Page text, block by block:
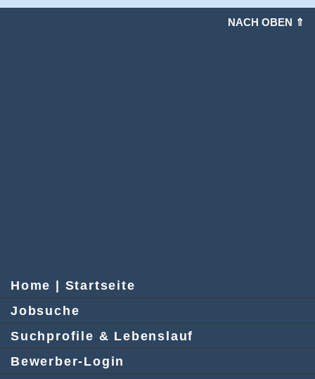
NACH OBEN ⇑
Home | Startseite
Jobsuche
Suchprofile & Lebenslauf
Bewerber-Login